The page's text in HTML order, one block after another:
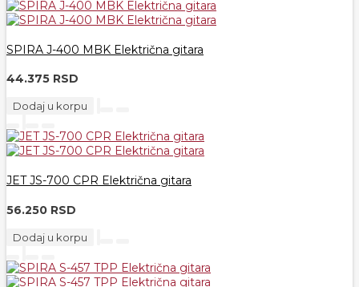
SPIRA J-400 MBK Električna gitara
44.375 RSD
Dodaj u korpu
JET JS-700 CPR Električna gitara
56.250 RSD
Dodaj u korpu